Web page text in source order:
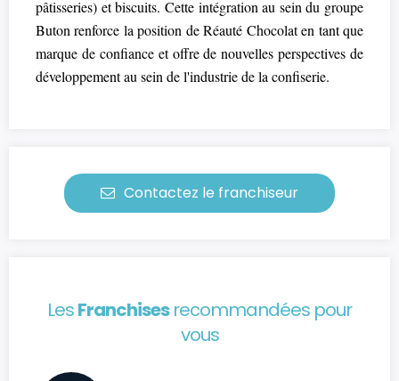
pâtisseries) et biscuits. Cette intégration au sein du groupe
Buton renforce la position de Réauté Chocolat en tant que
marque de confiance et offre de nouvelles perspectives de
développement au sein de l'industrie de la confiserie.
Contactez le franchiseur
LesFranchisesrecommandées pour
vous